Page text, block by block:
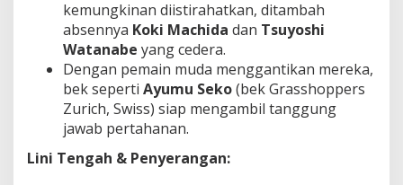
kemungkinan diistirahatkan, ditambah
absennya Koki Machida dan Tsuyoshi
Watanabe yang cedera.
Dengan pemain muda menggantikan mereka,
bek seperti Ayumu Seko(bek Grasshoppers
Zurich, Swiss) siap mengambil tanggung
jawab pertahanan.
Lini Tengah & Penyerangan: